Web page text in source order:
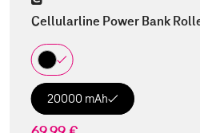
Cellularline Power Bank
20000 mAh